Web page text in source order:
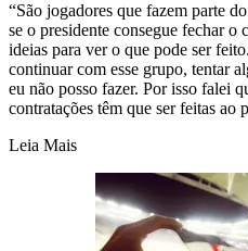
“São jogadores que fazem parte
se o presidente consegue fechar
ideias para ver o que pode ser
continuar com esse grupo, tentar
eu não posso fazer. Por isso falei
contratações têm que ser feitas ao
Leia Mais